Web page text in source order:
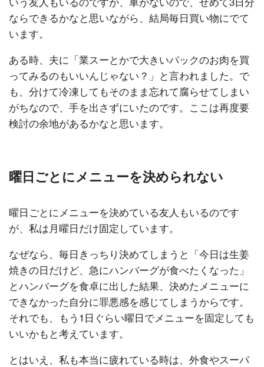
ならできるかなと思いながら、結局毎日買い物にでて
います。
ある時、夫に「業スーとかで大きいパックのお肉を買
ってみるのもいいんじゃない？」と言われました。で
も、分けて冷凍してもそのまま忘れて腐らせてしまい
がちなので、手を出さずにいたのです。ここは再度要
検討の余地があるかなと思います。
曜日ごとにメニューを決められない
曜日ごとにメニューを決めている友人もいるのです
が、私は月曜日だけ固定しています。
なぜなら、毎日きっちり決めてしまうと「今日は生姜
焼きの日だけど、急にハンバーグが食べたくなった」
とハンバーグを食卓に出した結果、決めたメニューに
できなかった自分に罪悪感を感じてしまうからです。
それでも、もう1日ぐらい曜日でメニューを固定しても
いいかもと考えています。
とはいえ、私も本当に疲れている時は、外食やスーパ